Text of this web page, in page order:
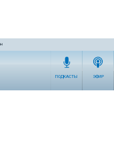
ПОДКАСТЫ ЭФИР